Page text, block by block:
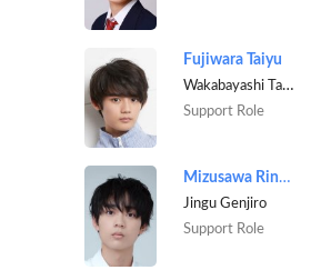
Fujiwara Taiyu
Wakabayashi Takumi
Support Role
Mizusawa Rintaro
Jingu Genjiro
Support Role